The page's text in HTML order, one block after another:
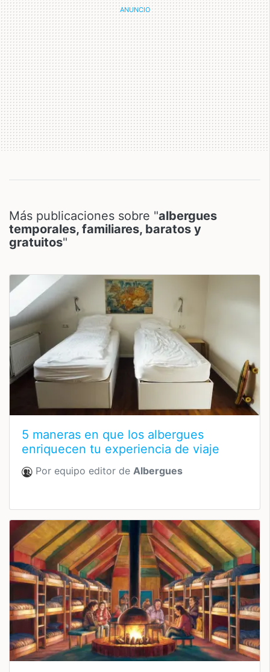
Más publicaciones sobre "albergues
temporales, familiares, baratos y
gratuitos"
5 maneras en que los albergues
enriquecen tu experiencia de viaje
Por equipo editor de Albergues